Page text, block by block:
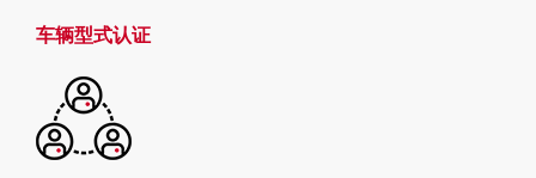
车辆型式认证